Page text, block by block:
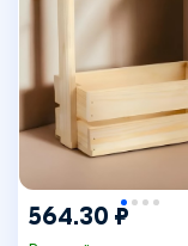
564.30 ₽